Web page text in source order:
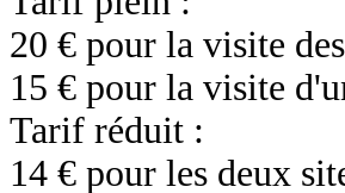
20 € pour la visite
15 € pour la visite
Tarif réduit :
14 € pour les deux